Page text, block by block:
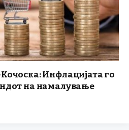
Инфлацијата го
на намалување